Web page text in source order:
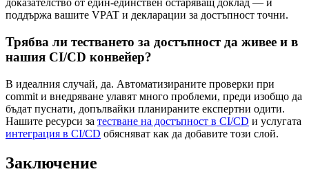
доказателство от един-единствен остаряващ доклад — и
поддържа вашите VPAT и декларации за достъпност точни.
Трябва ли тестването за достъпност да живее и в
нашия CI/CD конвейер?
В идеалния случай, да. Автоматизираните проверки при
commit и внедряване улавят много проблеми, преди изобщо да
бъдат пуснати, допълвайки планираните експертни одити.
Нашите ресурси за тестване на достъпност в CI/CD и услугата
интеграция в CI/CD обясняват как да добавите този слой.
Заключение